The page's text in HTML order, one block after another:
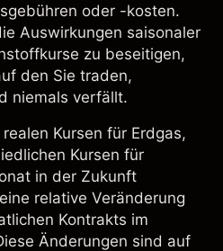
oder -kosten.
Auswirkungen saisonaler
zu beseitigen,
den Sie traden,
niemals verfällt.
Kursen für Erdgas,
Kursen für
in der Zukunft
relative Veränderung
Kontrakts im
Änderungen sind auf